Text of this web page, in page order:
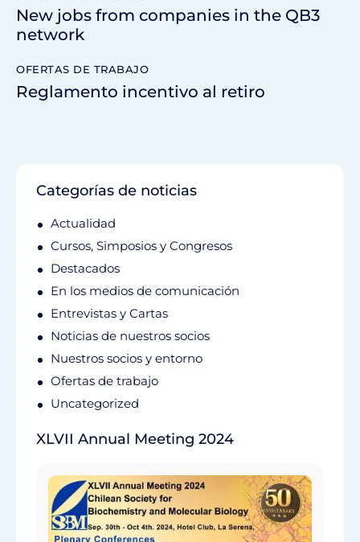
New jobs from companies in the QB3
network
OFERTAS DE TRABAJO
Reglamento incentivo al retiro
Categorías de noticias
Actualidad
Cursos, Simposios y Congresos
Destacados
En los medios de comunicación
Entrevistas y Cartas
Noticias de nuestros socios
Nuestros socios y entorno
Ofertas de trabajo
Uncategorized
XLVII Annual Meeting 2024